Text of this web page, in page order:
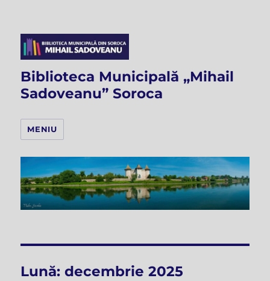
Biblioteca Municipală „Mihail
Sadoveanu” Soroca
MENIU
Lună:decembrie 2025